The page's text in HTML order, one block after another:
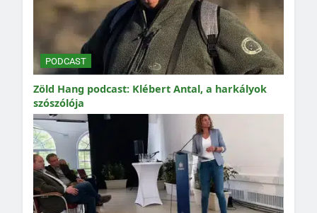
PODCAST
Zöld Hang podcast: Klébert Antal, a harkályok
szószólója